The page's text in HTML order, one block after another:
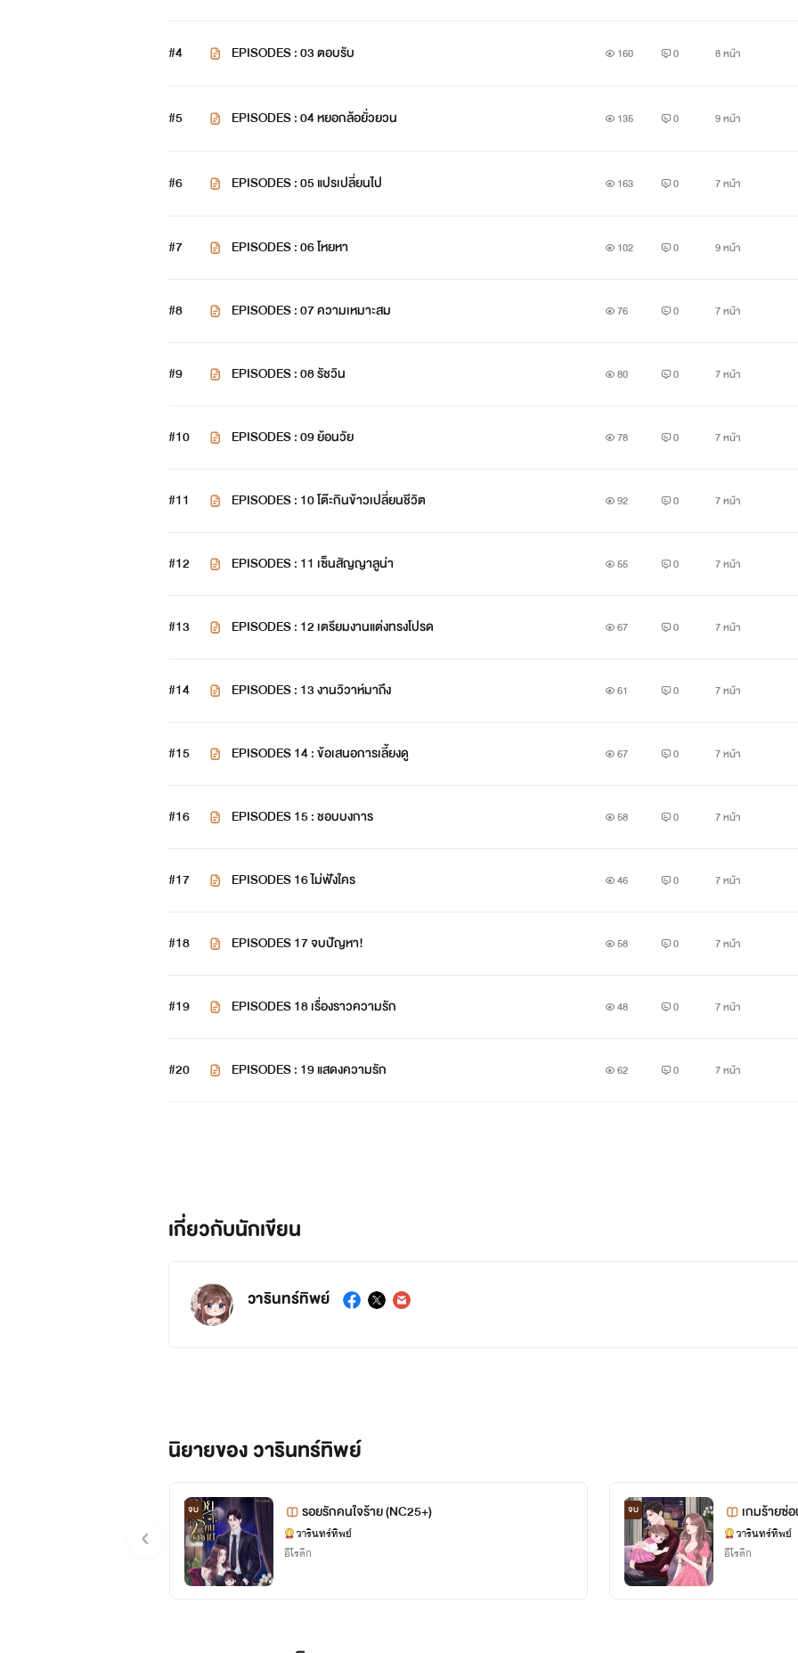
#4 EPISODES : 03 ตอบรับ 160 0 8 หน้า
#5 EPISODES : 04 หยอกล้อยั่วยวน 135 0 9 หน้า
#6 EPISODES : 05 แปรเปลี่ยนไป 163 0 7 หน้า
#7 EPISODES : 06 โหยหา 102 0 9 หน้า
#8 EPISODES : 07 ความเหมาะสม 76 0 7 หน้า
#9 EPISODES : 08 รัชวิน 80 0 7 หน้า
#10 EPISODES : 09 ย้อนวัย 78 0 7 หน้า
#11 EPISODES : 10 โต๊ะกินข้าวเปลี่ยนชีวิต 92 0 7 หน้า
#12 EPISODES : 11 เซ็นสัญญาลูน่า 55 0 7 หน้า
#13 EPISODES : 12 เตรียมงานแต่งทรงโปรด 67 0 7 หน้า
#14 EPISODES : 13 งานวิวาห์มาถึง 61 0 7 หน้า
#15 EPISODES 14 : ข้อเสนอการเลี้ยงดู 67 0 7 หน้า
#16 EPISODES 15 : ชอบบงการ 58 0 7 หน้า
#17 EPISODES 16 ไม่ฟังใคร 46 0 7 หน้า
#18 EPISODES 17 จบปัญหา! 58 0 7 หน้า
#19 EPISODES 18 เรื่องราวความรัก 48 0 7 หน้า
#20 EPISODES : 19 แสดงความรัก 62 0 7 หน้า
เกี่ยวกับนักเขียน
วารินทร์ทิพย์
นิยายของ วารินทร์ทิพย์
จบ รอยรักคนใจร้าย (NC25+)
วารินทร์ทิพย์
อีโรติก
จบ เกมร้ายซ่
วารินทร์ทิพย์
อีโรติก